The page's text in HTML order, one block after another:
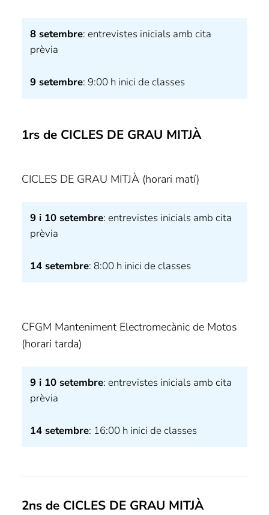
8 setembre: entrevistes inicials amb cita
prèvia
9 setembre: 9:00 h inici de classes
1rs de CICLES DE GRAU MITJÀ
CICLES DE GRAU MITJÀ (horari matí)
9 i 10 setembre: entrevistes inicials amb cita
prèvia
14 setembre: 8:00 h inici de classes
CFGM Manteniment Electromecànic de Motos
(horari tarda)
9 i 10 setembre: entrevistes inicials amb cita
prèvia
14 setembre: 16:00 h inici de classes
2ns de CICLES DE GRAU MITJÀ